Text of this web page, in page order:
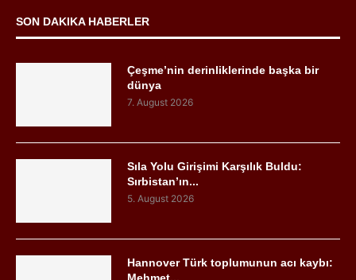
SON DAKIKA HABERLER
Çeşme’nin derinliklerinde başka bir
dünya
7. August 2026
Sıla Yolu Girişimi Karşılık Buldu:
Sırbistan’ın...
5. August 2026
Hannover Türk toplumunun acı kaybı: